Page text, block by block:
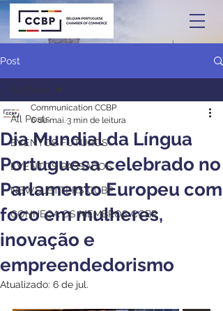
Post
All Posts
EVENTOS FUTUROS
EVENTOS PASSADOS
NEWSLETTERS CCBP
CONHEÇA OS MEMBROS CCBP
All Posts
Dia Mundial da Língua
Portuguesa celebrado no
Parlamento Europeu com
foco em mulheres,
inovação e
empreendedorismo
Communication CCBP
6 de mai.3 min de leitura
Atualizado: 6 de jul.